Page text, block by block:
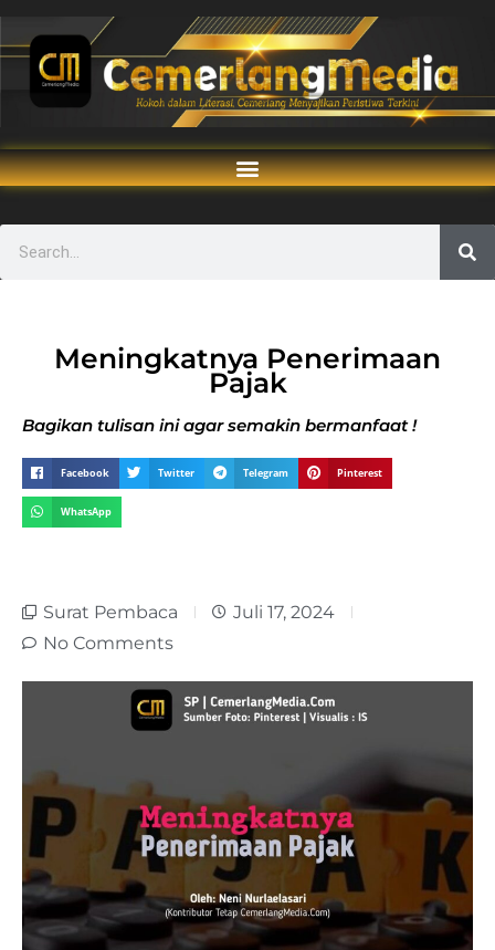
Meningkatnya Penerimaan
Pajak
Bagikan tulisan ini agar semakin bermanfaat !
Facebook Twitter Telegram Pinterest
WhatsApp
Surat Pembaca
Juli 17, 2024
No Comments